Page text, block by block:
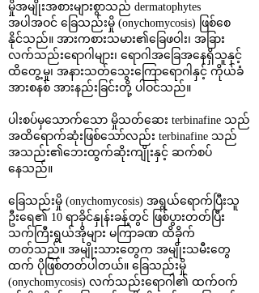
မှိုအမျိုးအစားများစွာသည် dermatophytes
အပါအဝင် ခြေသည်းမှို (onychomycosis) ဖြစ်စေ
နိုင်သည်။ အားကစားသမား၏ခြေဖဝါး၊ အခြား
လက်သည်းရောဂါများ၊ ရောဂါအခြေအနေရှိသူနှင့်
ထိတွေ့မှု၊ အနားသတ်သွေးကြောရောဂါနှင့် ကိုယ်ခံ
အားစနစ် အားနည်းခြင်းတို့ ပါဝင်သည်။
ပါးစပ်မှသောက်သော မှိုသတ်ဆေး terbinafine သည်
အထိရောက်ဆုံးဖြစ်သော်လည်း terbinafine သည်
အသည်း၏ဘေးထွက်ဆိုးကျိုးနှင့် ဆက်စပ်
နေသည်။
ခြေသည်းမှို (onychomycosis) အရွယ်ရောက်ပြီးသူ
ဦးရေ၏ 10 ရာခိုင်နှုန်းခန့်တွင် ဖြစ်ပွားတတ်ပြီး
သက်ကြီးရွယ်အိုများ မကြာခဏ ထိခိုက်
တတ်သည်။ အမျိုးသားတွေက အမျိုးသမီးတွေ
ထက် ပိုဖြစ်တတ်ပါတယ်။ ခြေသည်းမှို
(onychomycosis) လက်သည်းရောဂါ၏ ထက်ဝက်